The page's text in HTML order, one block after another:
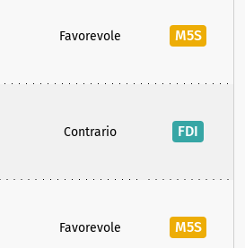
Favorevole M5S
Contrario FDI
Favorevole M5S